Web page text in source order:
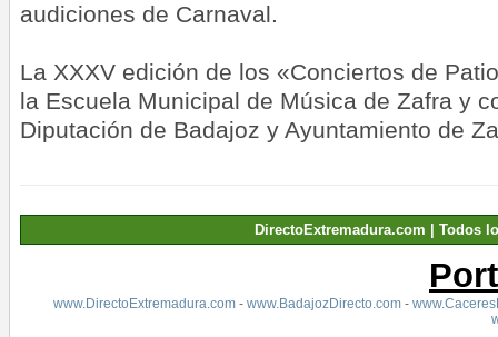
audiciones de Carnaval.
La XXXV edición de los «Conciertos de
la Escuela Municipal de Música de Zafra y
Diputación de Badajoz y Ayuntamiento de
DirectoExtremadura.com | Todos
www.DirectoExtremadura.com- www.BadajozDirecto.com-